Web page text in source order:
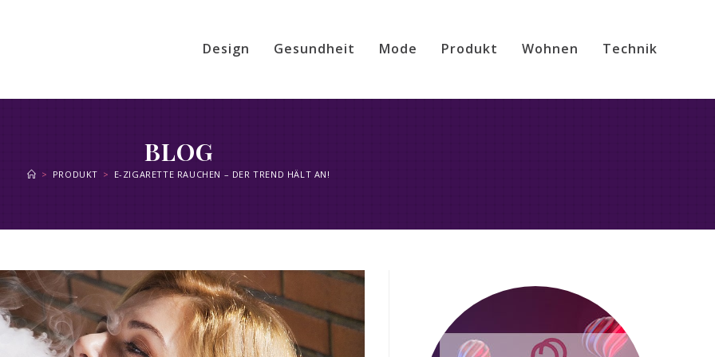
Design Gesundheit Mode Produkt Wohnen Technik
BLOG
> PRODUKT > E-ZIGARETTE RAUCHEN – DER TREND HÄLT AN!